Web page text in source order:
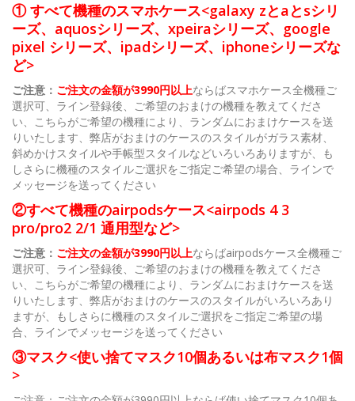
① すべて機種のスマホケース<galaxy zとaとsシリ
ーズ、aquosシリーズ、xpeiraシリーズ、google
pixel シリーズ、ipadシリーズ、iphoneシリーズな
ど>
ご注意： ご注文の金額が3990円以上ならばスマホケース全機種ご
選択可、ライン登録後、ご希望のおまけの機種を教えてくださ
い、こちらがご希望の機種により、ランダムにおまけケースを送
りいたします、弊店がおまけのケースのスタイルがガラス素材、
斜めかけスタイルや手帳型スタイルなどいろいろありますが、も
しさらに機種のスタイルご選択をご指定ご希望の場合、ラインで
メッセージを送ってください
②すべて機種のairpodsケース<airpods 4 3
pro/pro2 2/1 通用型など>
ご注意： ご注文の金額が3990円以上ならばairpodsケース全機種ご
選択可、ライン登録後、ご希望のおまけの機種を教えてくださ
い、こちらがご希望の機種により、ランダムにおまけケースを送
りいたします、弊店がおまけのケースのスタイルがいろいろあり
ますが、もしさらに機種のスタイルご選択をご指定ご希望の場
合、ラインでメッセージを送ってください
③マスク<使い捨てマスク10個あるいは布マスク1個
>